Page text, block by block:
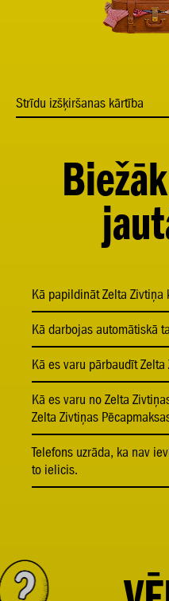
Strīdu izšķiršanas kārtība
Kā papildināt Zelta Zivtiņa
Kā darbojas automātiskā
Kā es varu pārbaudīt
Kā es varu no Zelta
Zelta Zivtiņas
Telefons uzrāda, ka nav
to ielicis.